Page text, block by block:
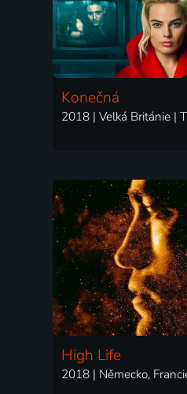
Konečná
High Life